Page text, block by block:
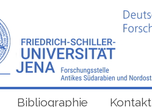
Bibliographie Kontakt